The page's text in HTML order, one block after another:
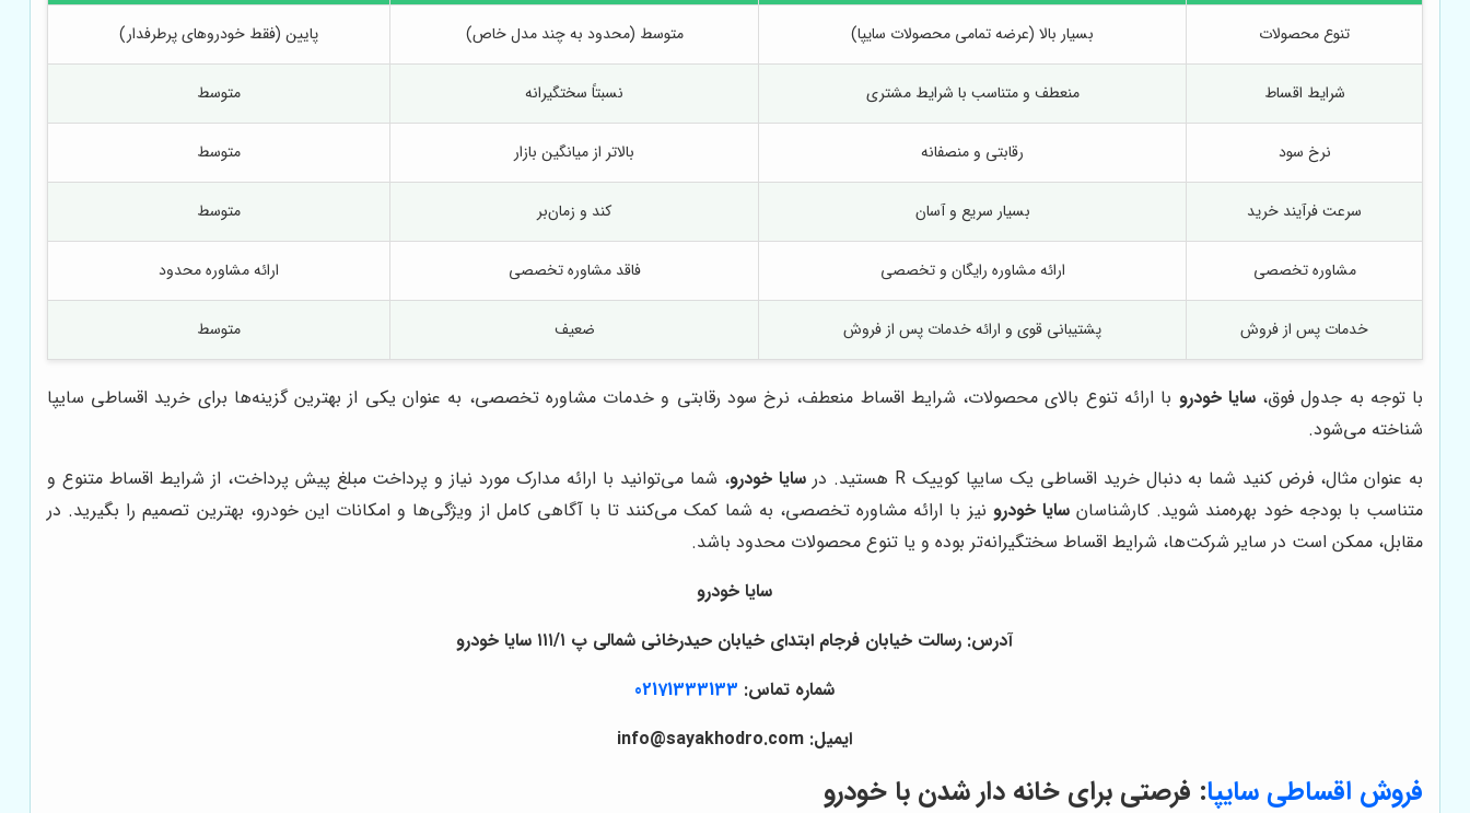
تنوع محصولات بسیار بالا (عرضه تمامی محصولات سایپا) متوسط (محدود به چند مدل خاص) پایین (فقط خودروهای پرطرفدار)
شرایط اقساط منعطف و متناسب با شرایط مشتری نسبتاً سختگیرانه متوسط
نرخ سود رقابتی و منصفانه بالاتر از میانگین بازار متوسط
سرعت فرآیند خرید بسیار سریع و آسان کند و زمان‌بر متوسط
مشاوره تخصصی ارائه مشاوره رایگان و تخصصی فاقد مشاوره تخصصی ارائه مشاوره محدود
خدمات پس از فروش پشتیبانی قوی و ارائه خدمات پس از فروش ضعیف متوسط
با توجه به جدول فوق،سایا خودرو با ارائه تنوع بالای محصولات، شرایط اقساط منعطف، نرخ سود رقابتی و خدمات مشاوره تخصصی، به عنوان یکی از بهترین گزینه‌ها برای خرید اقساطی سایپا
شناخته می‌شود.
به عنوان مثال، فرض کنید شما به دنبال خرید اقساطی یک سایپا کوییک R هستید. در
سایا خودرو، شما می‌توانید با ارائه مدارک مورد نیاز و پرداخت مبلغ پیش پرداخت، از شرایط اقساط متنوع و
متناسب با بودجه خود بهره‌مند شوید. کارشناسانسایا خودرو نیز با ارائه مشاوره تخصصی، به شما کمک می‌کنند تا با آگاهی کامل از ویژگی‌ها و امکانات این خودرو، بهترین تصمیم را بگیرید. در
مقابل، ممکن است در سایر شرکت‌ها، شرایط اقساط سختگیرانه‌تر بوده و یا تنوع محصولات محدود باشد.
سایا خودرو
آدرس: رسالت خیابان فرجام ابتدای خیابان حیدرخانی شمالی پ ۱۱۱/۱ سایا خودرو
شماره تماس: 02171333133
ایمیل: info@sayakhodro.com
فروش اقساطی سایپا: فرصتی برای خانه دار شدن با خودرو